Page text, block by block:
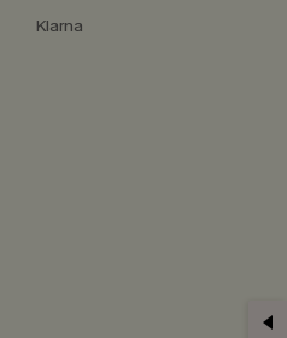
Klarna